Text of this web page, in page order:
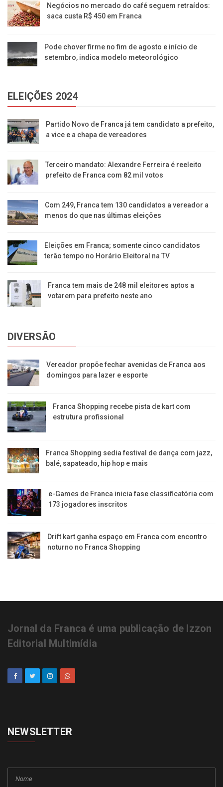
Negócios no mercado do café seguem retraídos:
saca custa R$ 450 em Franca
Pode chover firme no fim de agosto e início de
setembro, indica modelo meteorológico
ELEIÇÕES 2024
Partido Novo de Franca já tem candidato a prefeito,
a vice e a chapa de vereadores
Terceiro mandato: Alexandre Ferreira é reeleito
prefeito de Franca com 82 mil votos
Com 249, Franca tem 130 candidatos a vereador a
menos do que nas últimas eleições
Eleições em Franca; somente cinco candidatos
terão tempo no Horário Eleitoral na TV
Franca tem mais de 248 mil eleitores aptos a
votarem para prefeito neste ano
DIVERSÃO
Vereador propõe fechar avenidas de Franca aos
domingos para lazer e esporte
Franca Shopping recebe pista de kart com
estrutura profissional
Franca Shopping sedia festival de dança com jazz,
balé, sapateado, hip hop e mais
e-Games de Franca inicia fase classificatória com
173 jogadores inscritos
Drift kart ganha espaço em Franca com encontro
noturno no Franca Shopping
Jornal da Franca é uma publicação de Izzon
Editorial Multimídia
NEWSLETTER